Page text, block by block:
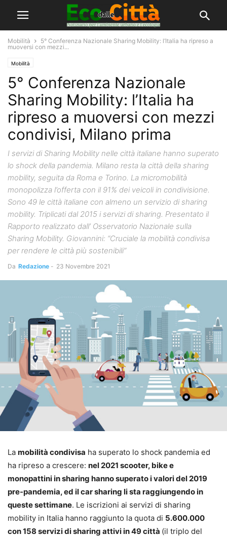
Mobilità
5° Conferenza Nazionale Sharing Mobility: l’Italia ha ripreso a
muoversi con mezzi...
Mobilità
5° Conferenza Nazionale
Sharing Mobility: l’Italia ha
ripreso a muoversi con mezzi
condivisi, Milano prima
I servizi di Sharing Mobility nelle città italiane hanno superato
lo shock della pandemia. Milano resta la città della sharing
mobility, seguita da Roma e Torino. La micromobilità
monopolizza l’offerta con il 91% dei veicoli in condivisione.
Sono 49 le città italiane con almeno un servizio di sharing
mobility. Triplicati dal 2015 i servizi di sharing. Presentato il
Rapporto realizzato dall’ Osservatorio Nazionale sulla
Sharing Mobility. Giovannini: “Cruciale la mobilità condivisa
per rendere le città più sostenibili”
Da Redazione - 23 Novembre 2021
La mobilità condivisa ha superato lo shock pandemia ed
ha ripreso a crescere: nel 2021 scooter, bike e
monopattini in sharing hanno superato i valori del 2019
pre-pandemia, ed il car sharing li sta raggiungendo in
queste settimane. Le iscrizioni ai servizi di sharing
mobility in Italia hanno raggiunto la quota di 5.600.000
con 158 servizi di sharing attivi in 49 città (il triplo del